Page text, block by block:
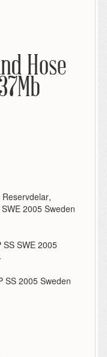
Hose
,
2005 Sweden
SWE 2005
SS 2005 Sweden